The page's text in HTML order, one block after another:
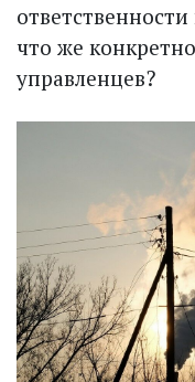
что же
управленцев?